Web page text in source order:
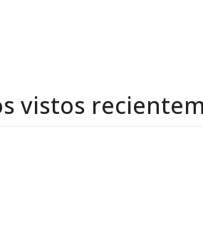
vistos